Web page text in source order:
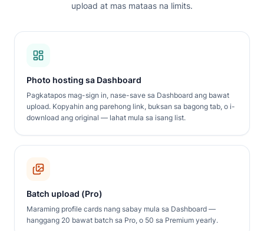
upload at mas mataas na limits.
Photo hosting sa Dashboard
Pagkatapos mag-sign in, nase-save sa Dashboard ang bawat
upload. Kopyahin ang parehong link, buksan sa bagong tab, o i-
download ang original — lahat mula sa isang list.
Batch upload (Pro)
Maraming profile cards nang sabay mula sa Dashboard —
hanggang 20 bawat batch sa Pro, o 50 sa Premium yearly.